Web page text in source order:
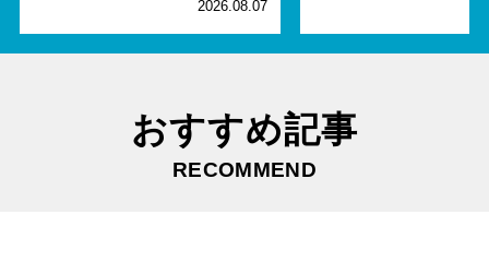
2026.08.07
おすすめ記事
RECOMMEND